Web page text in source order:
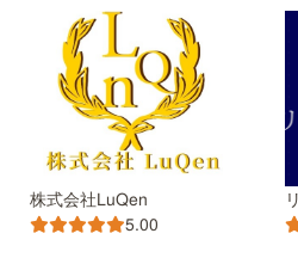
株式会社LuQen
5.00